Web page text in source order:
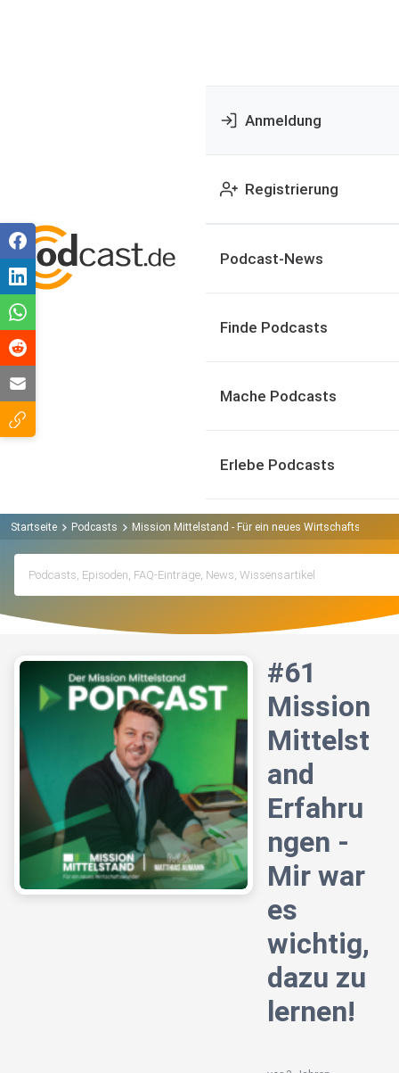
Anmeldung
Registrierung
Podcast-News
Finde Podcasts
Mache Podcasts
Erlebe Podcasts
Startseite Podcasts Mission Mittelstand - Für ein neues
#61
Mission
Mittelst
and
Erfahru
ngen -
Mir war
es
wichtig,
dazu zu
lernen!